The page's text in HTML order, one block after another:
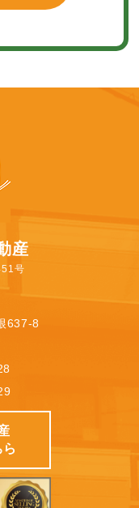
産
号
637-8